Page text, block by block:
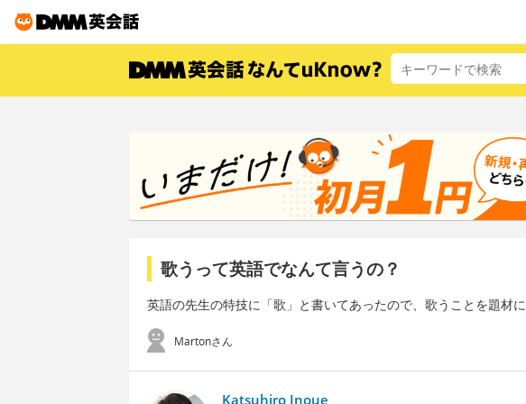
歌うって英語でなんて言うの？
英語の先生の特技に「歌」と書いてあったので、歌うことを題材
Martonさん
Katsuhiro Inoue